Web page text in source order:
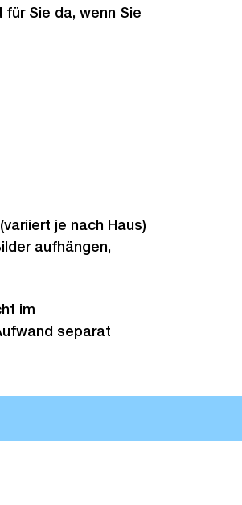
Sie da, wenn Sie
je nach Haus)
aufhängen,
im
separat